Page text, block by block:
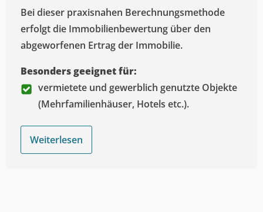
Bei dieser praxisnahen Berechnungsmethode
erfolgt die Immobilienbewertung über den
abgeworfenen Ertrag der Immobilie.
Besonders geeignet für:
vermietete und gewerblich genutzte Objekte
(Mehrfamilienhäuser, Hotels etc.).
Weiterlesen